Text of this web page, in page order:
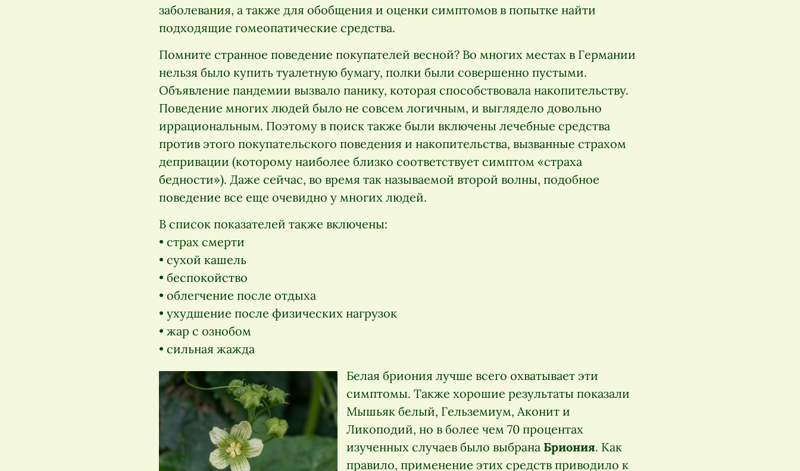
заболевания, а также для обобщения и оценки симптомов в попытке найти
подходящие гомеопатические средства.
Помните странное поведение покупателей весной? Во многих местах в Германии
нельзя было купить туалетную бумагу, полки были совершенно пустыми.
Объявление пандемии вызвало панику, которая способствовала накопительству.
Поведение многих людей было не совсем логичным, и выглядело довольно
иррациональным. Поэтому в поиск также были включены лечебные средства
против этого покупательского поведения и накопительства, вызванные страхом
депривации (которому наиболее близко соответствует симптом «страха
бедности»). Даже сейчас, во время так называемой второй волны, подобное
поведение все еще очевидно у многих людей.
В список показателей также включены:
• страх смерти
• сухой кашель
• беспокойство
• облегчение после отдыха
• ухудшение после физических нагрузок
• жар с ознобом
• сильная жажда
Белая бриония лучше всего охватывает эти
симптомы. Также хорошие результаты показали
Мышьяк белый, Гельземиум, Аконит и
Ликоподий, но в более чем 70 процентах
изученных случаев было выбрана Бриония. Как
правило, применение этих средств приводило к